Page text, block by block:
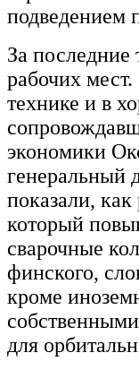
подведением
За последние
рабочих
технике и в
экономики
показали, как
который
сварочные
финского,
кроме
для